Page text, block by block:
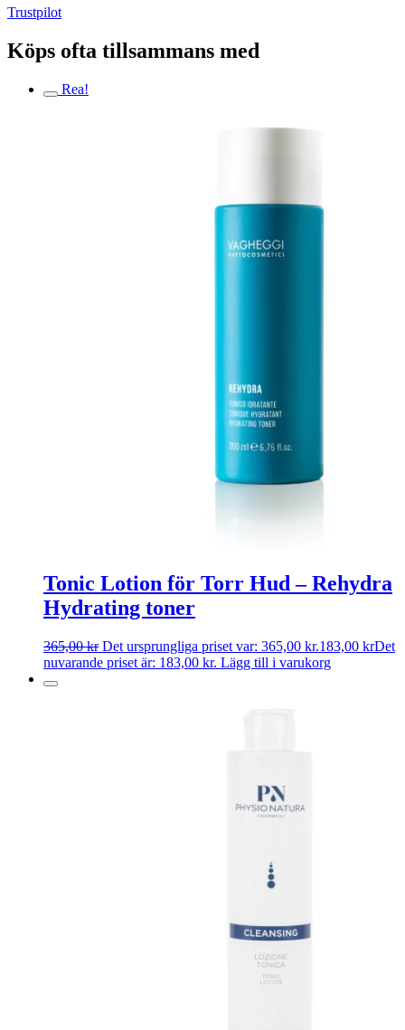
Trustpilot
Köps ofta tillsammans med
Rea!
Tonic Lotion för Torr Hud – Rehydra
Hydrating toner
365,00kr Det ursprungliga priset var: 365,00 kr.183,00 krDet
nuvarande priset är: 183,00 kr. Lägg till i varukorg